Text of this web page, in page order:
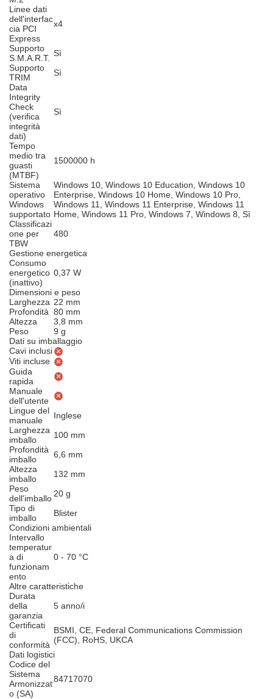
Linee dati
dell'interfac
cia PCI
Express
x4
Supporto
S.M.A.R.T. Sì
Supporto
TRIM
Sì
Data
Integrity
Check
(verifica
integrità
dati)
Sì
Tempo
medio tra
guasti
(MTBF)
1500000 h
Sistema
operativo
Windows
supportato
Windows 10, Windows 10 Education, Windows 10
Enterprise, Windows 10 Home, Windows 10 Pro,
Windows 11, Windows 11 Enterprise, Windows 11
Home, Windows 11 Pro, Windows 7, Windows 8, Sì
Classificazi
one per
TBW
480
Gestione energetica
Consumo
energetico
(inattivo)
0,37 W
Dimensioni e peso
Larghezza 22 mm
Profondità 80 mm
Altezza
3,8 mm
Peso
9 g
Dati su imballaggio
Cavi inclusi
Viti incluse
Guida
rapida
Manuale
dell'utente
Lingue del
manuale
Inglese
Larghezza
imballo
100 mm
Profondità
imballo
6,6 mm
Altezza
imballo
132 mm
Peso
dell'imballo 20 g
Tipo di
imballo
Blister
Condizioni ambientali
Intervallo
temperatur
a di
funzionam
ento
0 - 70 °C
Altre caratteristiche
Durata
della
garanzia
5 anno/i
Certificati
di
conformità
BSMI, CE, Federal Communications Commission
(FCC), RoHS, UKCA
Dati logistici
Codice del
Sistema
Armonizzat
o (SA)
84717070